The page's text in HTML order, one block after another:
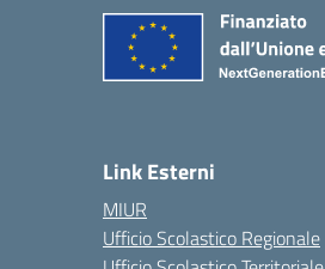
Link Esterni
MIUR
Ufficio Scolastico Regionale